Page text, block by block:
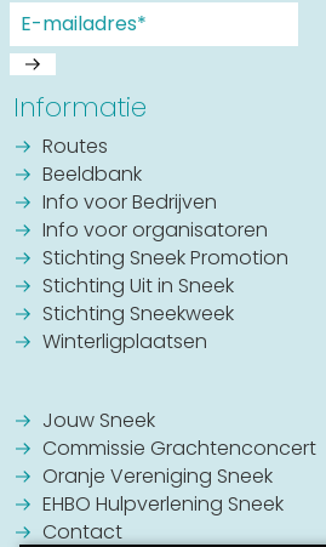
Bootverhuur
Informatie
Routes
Beeldbank
Info voor Bedrijven
Info voor organisatoren
Stichting Sneek Promotion
Stichting Uit in Sneek
Stichting Sneekweek
Winterligplaatsen
Jouw Sneek
Commissie Grachtenconcert
Oranje Vereniging Sneek
EHBO Hulpverlening Sneek
Contact